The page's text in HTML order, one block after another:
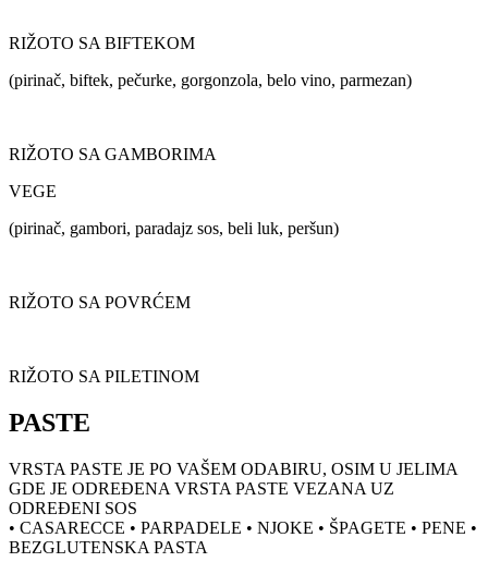
RIŽOTO SA BIFTEKOM
(pirinač, biftek, pečurke, gorgonzola, belo vino, parmezan)
RIŽOTO SA GAMBORIMA
VEGE
(pirinač, gambori, paradajz sos, beli luk, peršun)
RIŽOTO SA POVRĆEM
RIŽOTO SA PILETINOM
PASTE
VRSTA PASTE JE PO VAŠEM ODABIRU, OSIM U JELIMA
GDE JE ODREĐENA VRSTA PASTE VEZANA UZ
ODREĐENI SOS
• CASARECCE • PARPADELE • NJOKE • ŠPAGETE • PENE •
BEZGLUTENSKA PASTA